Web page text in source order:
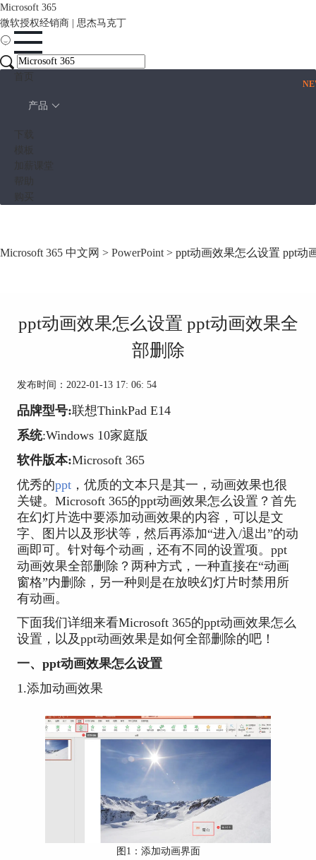
Microsoft 365
微软授权经销商 | 思杰马克丁
产品
Microsoft 365 中文网 > PowerPoint > ppt动画效果怎么设置 ppt动
ppt动画效果怎么设置 ppt动画效果全
部删除
发布时间：2022-01-13 17: 06: 54
品牌型号:联想ThinkPad E14
系统:Windows 10家庭版
软件版本:Microsoft 365
优秀的ppt，优质的文本只是其一，动画效果也很
关键。Microsoft 365的ppt动画效果怎么设置？首先
在幻灯片选中要添加动画效果的内容，可以是文
字、图片以及形状等，然后再添加“进入/退出”的动
画即可。针对每个动画，还有不同的设置项。ppt
动画效果全部删除？两种方式，一种直接在“动画
窗格”内删除，另一种则是在放映幻灯片时禁用所
有动画。
下面我们详细来看Microsoft 365的ppt动画效果怎么
设置，以及ppt动画效果是如何全部删除的吧！
一、ppt动画效果怎么设置
1.添加动画效果
图1：添加动画界面